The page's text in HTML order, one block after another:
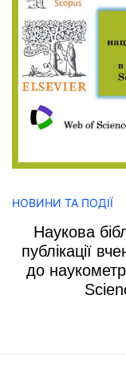
НОВИНИ ТА ПОДІЇ
Наукова
публікації
до